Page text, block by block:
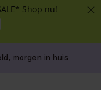
Shop nu!
morgen in huis